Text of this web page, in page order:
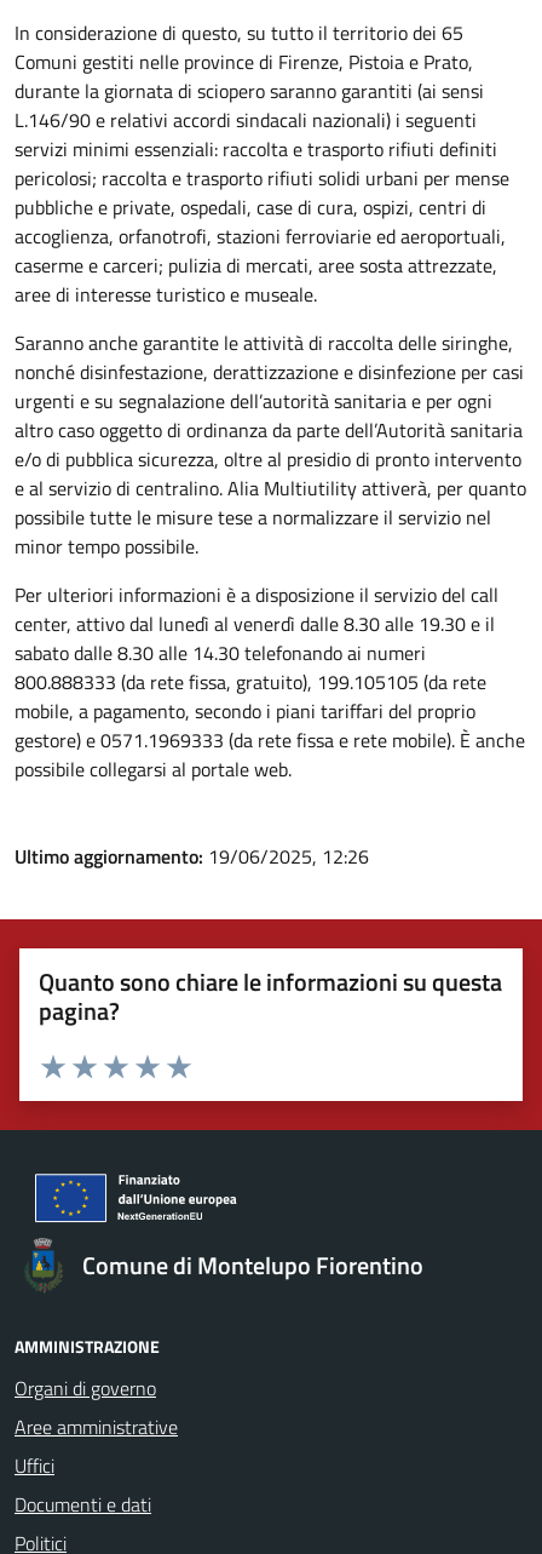
In considerazione di questo, su tutto il territorio dei 65
Comuni gestiti nelle province di Firenze, Pistoia e Prato,
durante la giornata di sciopero saranno garantiti (ai sensi
L.146/90 e relativi accordi sindacali nazionali) i seguenti
servizi minimi essenziali: raccolta e trasporto rifiuti definiti
pericolosi; raccolta e trasporto rifiuti solidi urbani per mense
pubbliche e private, ospedali, case di cura, ospizi, centri di
accoglienza, orfanotrofi, stazioni ferroviarie ed aeroportuali,
caserme e carceri; pulizia di mercati, aree sosta attrezzate,
aree di interesse turistico e museale.
Saranno anche garantite le attività di raccolta delle siringhe,
nonché disinfestazione, derattizzazione e disinfezione per casi
urgenti e su segnalazione dell’autorità sanitaria e per ogni
altro caso oggetto di ordinanza da parte dell’Autorità sanitaria
e/o di pubblica sicurezza, oltre al presidio di pronto intervento
e al servizio di centralino. Alia Multiutility attiverà, per quanto
possibile tutte le misure tese a normalizzare il servizio nel
minor tempo possibile.
Per ulteriori informazioni è a disposizione il servizio del call
center, attivo dal lunedì al venerdì dalle 8.30 alle 19.30 e il
sabato dalle 8.30 alle 14.30 telefonando ai numeri
800.888333 (da rete fissa, gratuito), 199.105105 (da rete
mobile, a pagamento, secondo i piani tariffari del proprio
gestore) e 0571.1969333 (da rete fissa e rete mobile). È anche
possibile collegarsi al portale web.
Ultimo aggiornamento: 19/06/2025, 12:26
Quanto sono chiare le informazioni su questa
pagina?
Valuta 5 stelle su 5
Valuta 4 stelle su 5
Valuta 3 stelle su 5
Valuta 2 stelle su 5
Valuta 1 stelle su 5
Comune di Montelupo Fiorentino
AMMINISTRAZIONE
Organi di governo
Aree amministrative
Uffici
Documenti e dati
Politici